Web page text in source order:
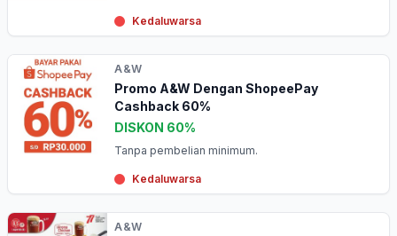
Kedaluwarsa
A&W
Promo A&W Dengan ShopeePay
Cashback 60%
DISKON 60%
Tanpa pembelian minimum.
Kedaluwarsa
A&W